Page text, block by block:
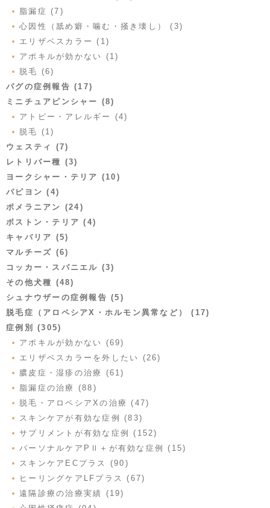
脂漏症 (7)
心因性（舐め癖・噛む・掻き壊し） (3)
エリザベスカラー (1)
アポキルが効かない (1)
脱毛 (6)
パグの症例報告 (17)
ミニチュアピンシャー (8)
アトピー・アレルギー (4)
脱毛 (1)
ウェスティ (7)
レトリバー種 (3)
ヨークシャー・テリア (10)
パピヨン (4)
ポメラニアン (24)
ボストン・テリア (4)
キャバリア (5)
マルチーズ (6)
コッカー・スパニエル (3)
その他犬種 (48)
シュナウザーの症例報告 (5)
脱毛症（アロペシアX・ホルモン異常など） (17)
症例別 (305)
アポキルが効かない (69)
エリザベスカラーを外したい (26)
膿皮症・湿疹の治療 (61)
脂漏症の治療 (88)
脱毛・アロペシアXの治療 (47)
スキンケアが有効な症例 (83)
サプリメントが有効な症例 (152)
パーソナルケアPⅡ＋が有効な症例 (15)
スキンケアECプラス (90)
ヒーリングケアLFプラス (67)
遠隔診療の治療実績 (19)